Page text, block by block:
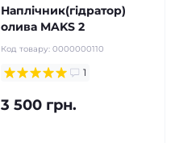
Наплічник(гідратор)
олива MAKS 2
Код товару: 0000000110
1
3 500 грн.